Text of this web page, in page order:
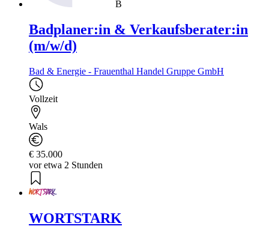
B
Badplaner:in & Verkaufsberater:in
(m/w/d)
Bad & Energie - Frauenthal Handel Gruppe GmbH
Vollzeit
Wals
€ 35.000
vor etwa 2 Stunden
WORTSTARK